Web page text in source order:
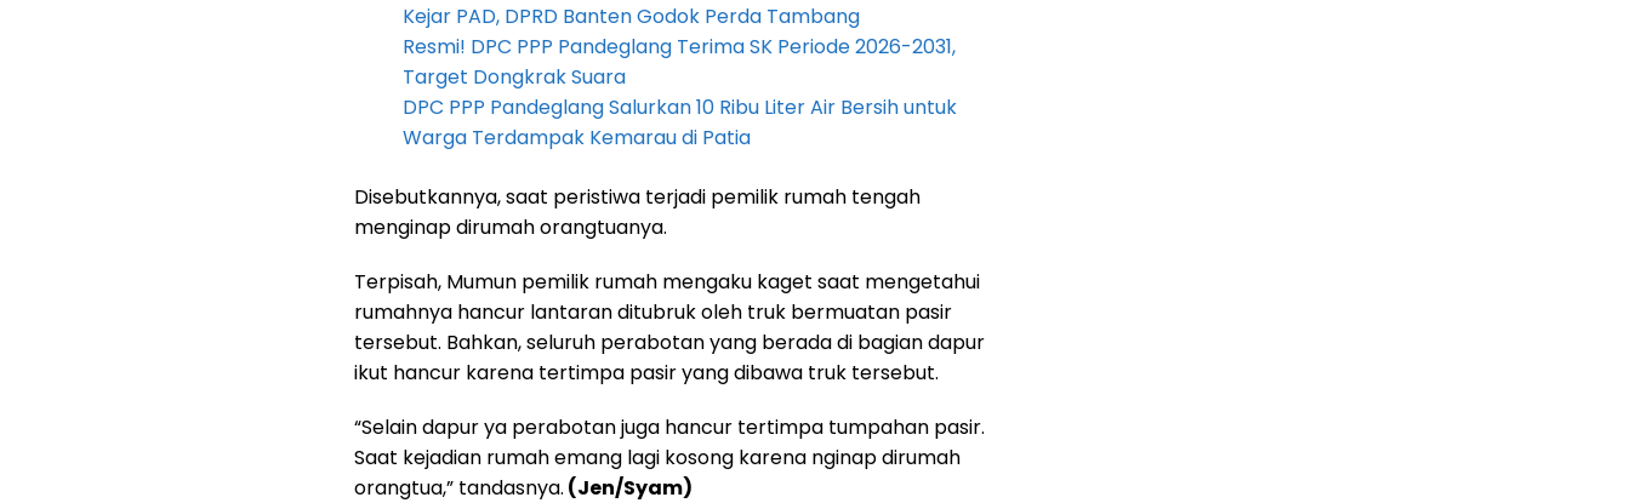
Kejar PAD, DPRD Banten Godok Perda Tambang
Resmi! DPC PPP Pandeglang Terima SK Periode 2026-2031,
Target Dongkrak Suara
DPC PPP Pandeglang Salurkan 10 Ribu Liter Air Bersih untuk
Warga Terdampak Kemarau di Patia
Disebutkannya, saat peristiwa terjadi pemilik rumah tengah
menginap dirumah orangtuanya.
Terpisah, Mumun pemilik rumah mengaku kaget saat mengetahui
rumahnya hancur lantaran ditubruk oleh truk bermuatan pasir
tersebut. Bahkan, seluruh perabotan yang berada di bagian dapur
ikut hancur karena tertimpa pasir yang dibawa truk tersebut.
“Selain dapur ya perabotan juga hancur tertimpa tumpahan pasir.
Saat kejadian rumah emang lagi kosong karena nginap dirumah
orangtua,” tandasnya. (Jen/Syam)